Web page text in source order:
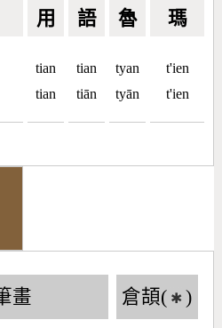
用 語 魯 瑪
tian
tian
tian
tiān
tyan
tyān
t'ien
t'ien
畫 倉頡( ✱ )